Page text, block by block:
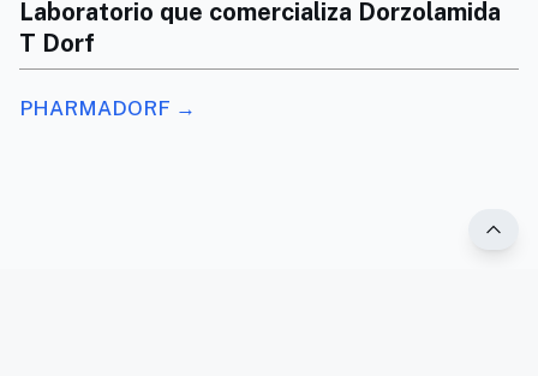
Laboratorio que comercializa Dorzolamida
T Dorf
PHARMADORF →